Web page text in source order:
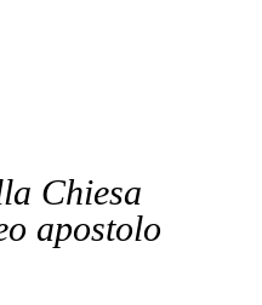
Chiesa
apostolo